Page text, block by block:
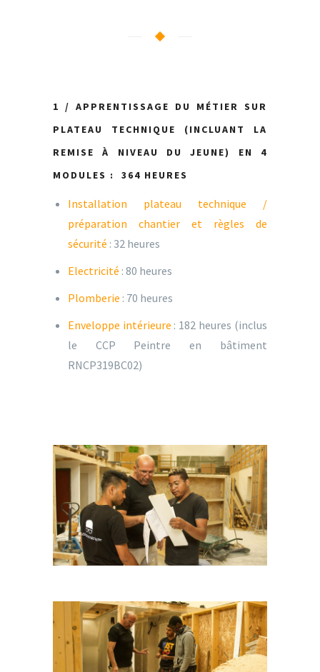
1 / APPRENTISSAGE DU MÉTIER SUR
PLATEAU TECHNIQUE (INCLUANT LA
REMISE À NIVEAU DU JEUNE) EN 4
MODULES :
364 HEURES
Installation plateau technique /
préparation chantier et règles de
sécurité : 32 heures
Electricité : 80 heures
Plomberie : 70 heures
Enveloppe intérieure : 182 heures (inclus
le CCP Peintre en bâtiment
RNCP319BC02)